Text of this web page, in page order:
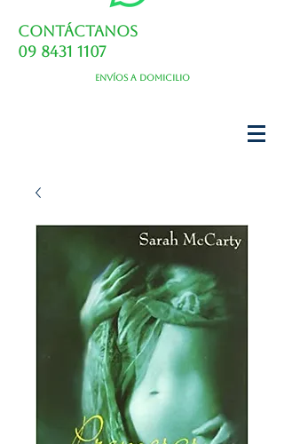
Contáctanos
09 8431 1107
Envíos a domicilio